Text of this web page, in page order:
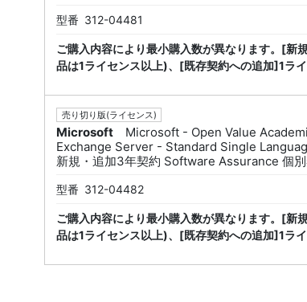
型番 312-04481
ご購入内容により最小購入数が異なります。[新
品は1ライセンス以上)、[既存契約への追加]1ラ
売り切り版(ライセンス)
Microsoft
Microsoft - Open Value
Exchange Server - Standard Single
新規・追加3年契約 Software Assurance 個
型番 312-04482
ご購入内容により最小購入数が異なります。[新
品は1ライセンス以上)、[既存契約への追加]1ラ